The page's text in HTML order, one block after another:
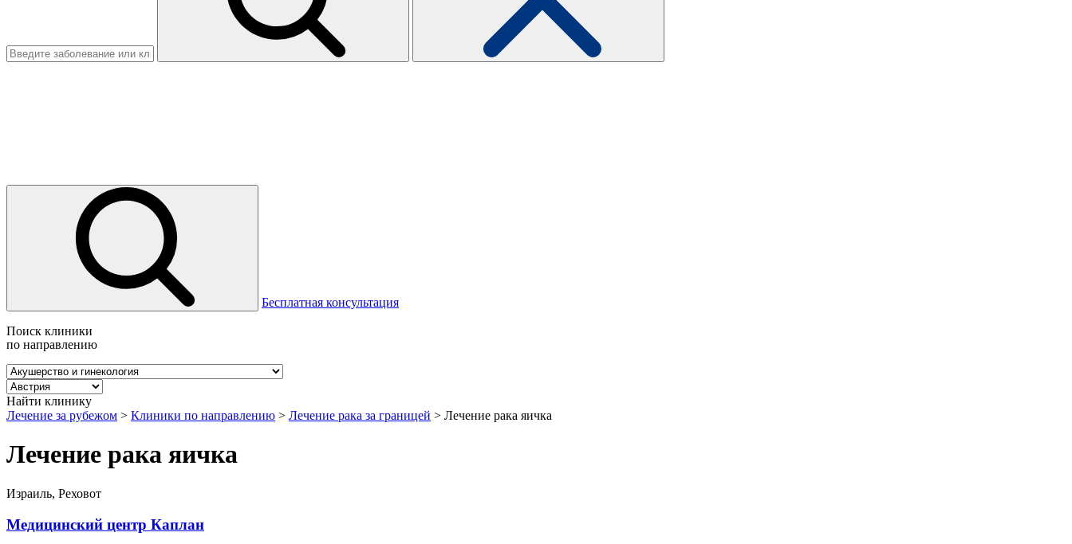
Бесплатная консультация
Поиск клиники
по направлению
Найти клинику
Лечение за рубежом > Клиники по направлению > Лечение рака за границей > Лечение рака яичка
Лечение рака яичка
Израиль, Реховот
Медицинский центр Каплан